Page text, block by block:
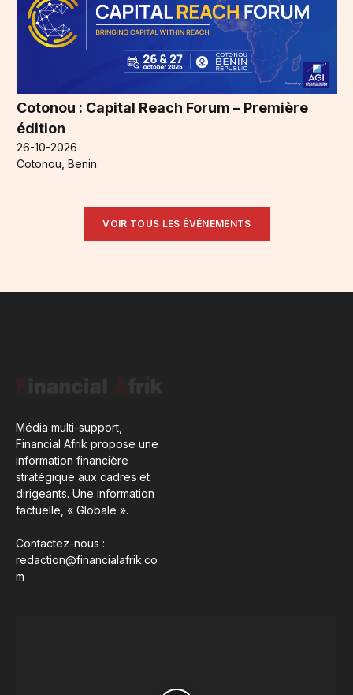
Cotonou : Capital Reach Forum – Première
édition
26-10-2026
Cotonou, Benin
VOIR TOUS LES ÉVÉNEMENTS
Média multi-support,
Financial Afrik propose une
information financière
stratégique aux cadres et
dirigeants. Une information
factuelle, « Globale ».
Contactez-nous :
redaction@financialafrik.co
m